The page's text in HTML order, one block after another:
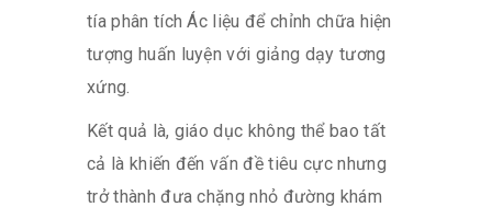
tía phân tích Ác liệu để chỉnh chữa hiện
tượng huấn luyện với giảng dạy tương
xứng.
Kết quả là, giáo dục không thể bao tất
cả là khiến đến vấn đề tiêu cực nhưng
trở thành đưa chặng nhỏ đường khám